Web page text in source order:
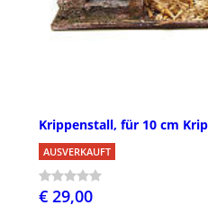
Krippenstall, für 10 cm
AUSVERKAUFT
€ 29,00